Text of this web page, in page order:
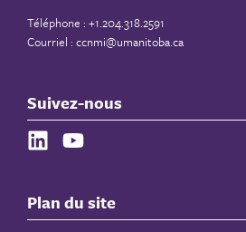
Téléphone : +1.204.318.2591
Courriel : ccnmi@umanitoba.ca
Suivez-nous
Plan du site